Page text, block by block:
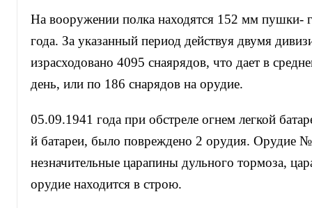
На вооружении полка находятся 152 мм пушки-
года. За указанный период действуя двумя
израсходовано 4095 снаярядов, что дает в
день, или по 186 снарядов на орудие.
05.09.1941 года при обстреле огнем легкой
й батареи, было повреждено 2 орудия. Орудие
незначительные царапины дульного тормоза,
орудие находится в строю.